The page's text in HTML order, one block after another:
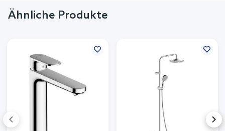
Ähnliche Produkte